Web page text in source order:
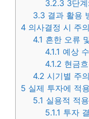
3.2.3 3단
3.3 결과 활용
4 의사결정 시 주
4.1 흔한 오류
4.1.1 예상
4.1.2 현금
4.2 시기별 주
5 실제 투자에 적
5.1 실용적 적
5.1.1 투자